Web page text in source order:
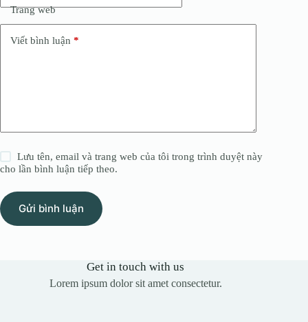
Trang web
Viết bình luận *
Lưu tên, email và trang web của tôi trong trình duyệt này
cho lần bình luận tiếp theo.
Gửi bình luận
Get in touch with us
Lorem ipsum dolor sit amet consectetur.